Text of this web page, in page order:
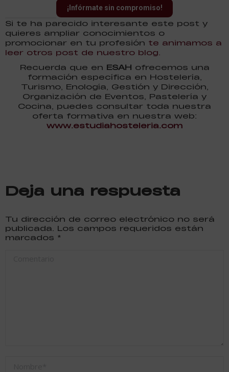
¡Infórmate sin compromiso!
Si te ha parecido interesante este post y
quieres ampliar conocimientos o
promocionar en tu profesión te animamos a
leer otros post de nuestro blog.
Recuerda que en ESAH ofrecemos una
formación específica en Hostelería,
Turismo, Enología, Gestión y Dirección,
Organización de Eventos, Pastelería y
Cocina, puedes consultar toda nuestra
oferta formativa en nuestra web:
www.estudiahosteleria.com
Deja una respuesta
Tu dirección de correo electrónico no será
publicada. Los campos requeridos están
marcados *